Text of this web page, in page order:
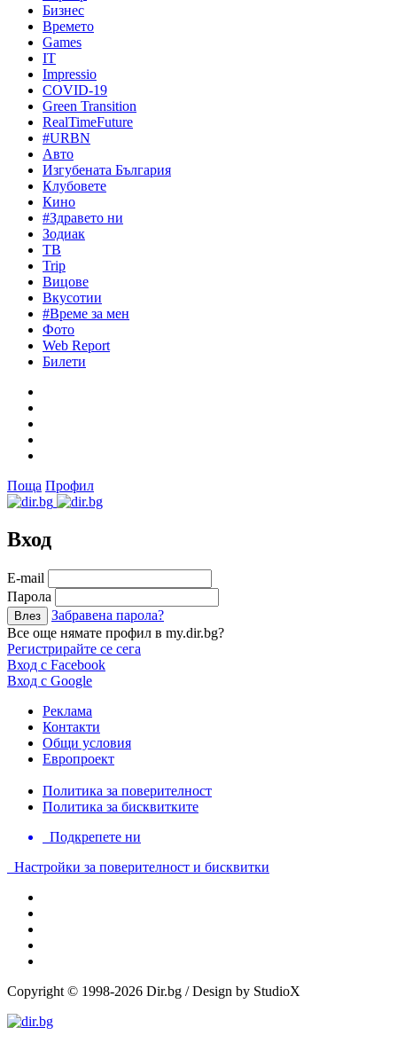
Бизнес
Времето
Games
IT
Impressio
COVID-19
Green Transition
RealTimeFuture
#URBN
Авто
Изгубената България
Клубовете
Кино
#Здравето ни
Зодиак
ТВ
Trip
Вицове
Вкусотии
#Време за мен
Фото
Web Report
Билети
Поща Профил
Вход
Е-mail
Парола
Забравена парола?
Все още нямате профил в my.dir.bg?
Регистрирайте се сега
Вход с Facebook
Вход с Google
Реклама
Контакти
Общи условия
Европроект
Политика за поверителност
Политика за бисквитките
Подкрепете ни
Настройки за поверителност и бисквитки
Copyright © 1998-2026 Dir.bg / Design by StudioX